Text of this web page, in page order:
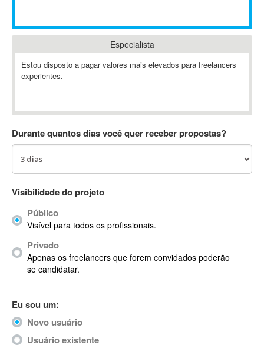
Ableton
Ableton Push
Abstract
AC3
ACID Pro
ACPI
Acrobat
Acrobat X
Acronis
ACT
Actimize
ActionScript
ActionScript 3
Especialista
Estou disposto a pagar valores mais elevados para freelancers
experientes.
Durante quantos dias você quer receber propostas?
Visibilidade do projeto
Público
Visível para todos os profissionais.
Privado
Apenas os freelancers que forem convidados poderão
se candidatar.
Eu sou um:
Novo usuário
Usuário existente